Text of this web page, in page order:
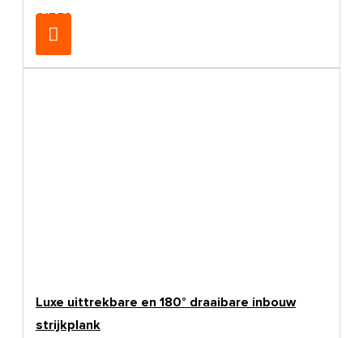
€17,50
Luxe uittrekbare en 180° draaibare inbouw
strijkplank